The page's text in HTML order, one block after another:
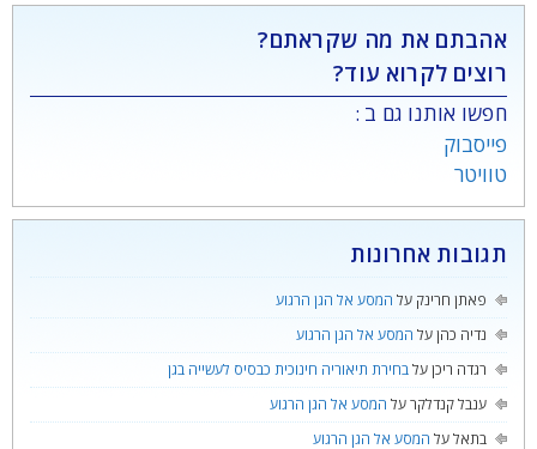
אהבתם את מה שקראתם?
רוצים לקרוא עוד?
חפשו אותנו גם ב :
פייסבוק
טוויטר
תגובות אחרונות
פאתן חרינק על המסע אל הגן הרגוע
נדיה כהןעל המסע אל הגן הרגוע
רגדה ריכןעלבחירת תיאוריה חינוכית כבסיס לעשייה בגן
ענבל קנדלקרעל המסע אל הגן הרגוע
בתאלעל המסע אל הגן הרגוע